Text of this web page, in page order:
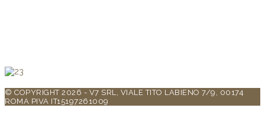
© COPYRIGHT 2026 - V7 SRL, VIALE TITO LABIENO 7/9, 00174
ROMA PIVA IT15197261009